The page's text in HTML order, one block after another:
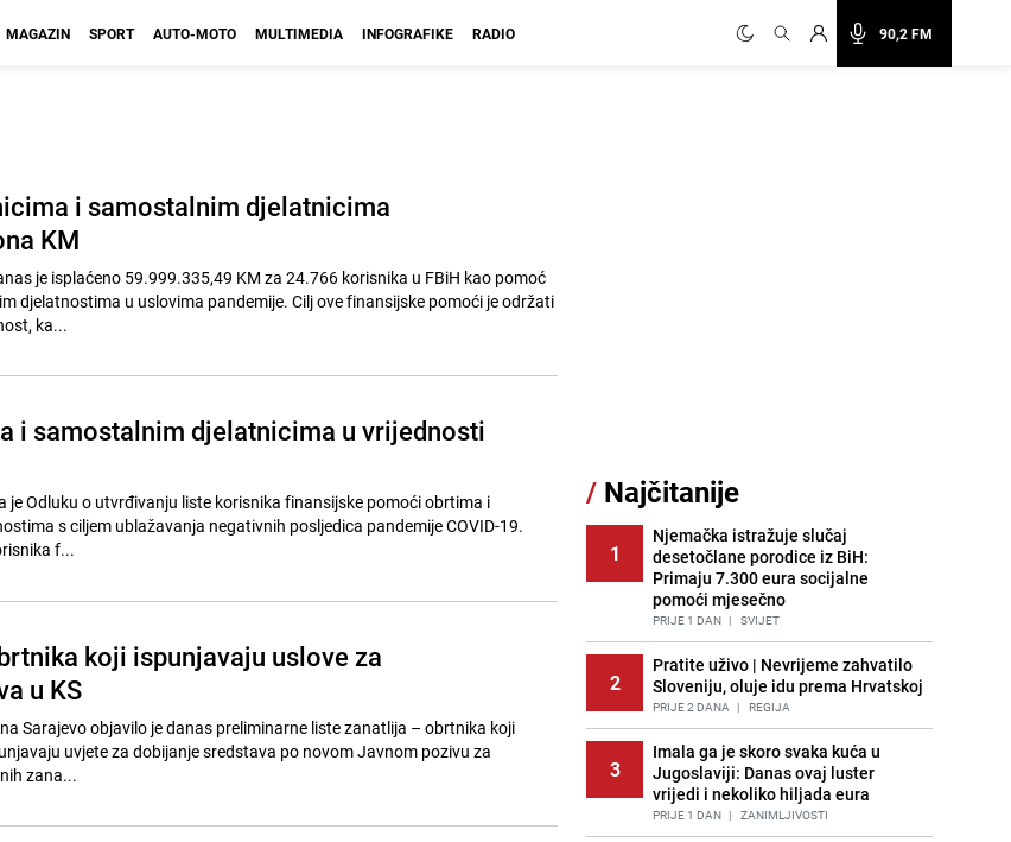
90,2 FM
MAGAZIN SPORT AUTO-MOTO MULTIMEDIA INFOGRAFIKE RADIO
i samostalnim djelatnicima
KM
je isplaćeno 59.999.335,49 KM za 24.766 korisnika u FBiH kao pomoć
djelatnostima u uslovima pandemije. Cilj ove finansijske pomoći je održati
ka...
i samostalnim djelatnicima u vrijednosti
je Odluku o utvrđivanju liste korisnika finansijske pomoći obrtima i
s ciljem ublažavanja negativnih posljedica pandemije COVID-19.
f...
koji ispunjavaju uslove za
u KS
Sarajevo objavilo je danas preliminarne liste zanatlija – obrtnika koji
uvjete za dobijanje sredstava po novom Javnom pozivu za
zana...
/ Najčitanije
1
Njemačka istražuje slučaj
desetočlane porodice iz BiH:
Primaju 7.300 eura socijalne
pomoći mjesečno
PRIJE 1 DAN | SVIJET
2
Pratite uživo | Nevrijeme zahvatilo
Sloveniju, oluje idu prema Hrvatskoj
PRIJE 2 DANA | REGIJA
3
Imala ga je skoro svaka kuća u
Jugoslaviji: Danas ovaj luster
vrijedi i nekoliko hiljada eura
PRIJE 1 DAN | ZANIMLJIVOSTI